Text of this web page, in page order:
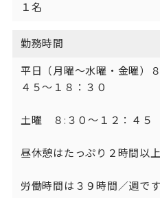
１名
勤務時間
平日（月曜～水曜・金曜）
４５〜１８：３０
土曜　８:３０～１２：４５
昼休憩はたっぷり２時間以
労働時間は３９時間／週です